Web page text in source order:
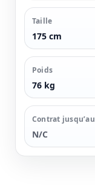
Taille
175 cm
Poids
76 kg
Contrat jusqu’au
N/C